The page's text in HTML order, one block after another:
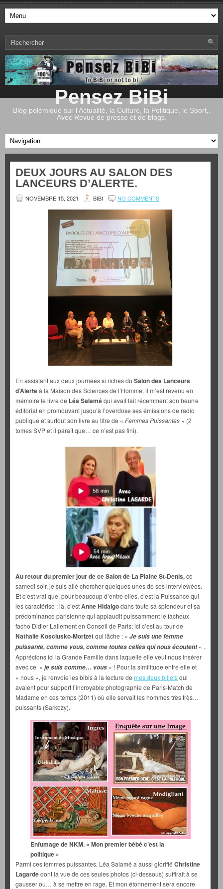
Pensez BiBi
Blog polémique sur l'Actualité, la Culture, la Politique, le Sport,.
Avec Revue de presse et de blogs.
DEUX JOURS AU SALON DES
LANCEURS D’ALERTE.
NOVEMBRE 15, 2021 BIBI NO COMMENTS
En assistant aux deux journées si riches du Salon des Lanceurs
d’Alerteà la Maison des Sciences de l’Homme, il m’est revenu en
mémoire le livre de Léa Salaméqui avait fait récemment son beurre
éditorial en promouvant jusqu’à l’overdose ses émissions de radio
publique et surtout son livre au titre de « Femmes Puissantes » (2
tomes SVP et il paraît que… ce n’est pas fini).
Au retour du premier jour de ce Salon de La Plaine St-Denis,ce
samedi soir, je suis allé chercher quelques unes de ses interviewées.
Et c’est vrai que, pour beaucoup d’entre elles, c’est la Puissance qui
les caractérise : là, c’estAnne Hidalgodans toute sa splendeur et sa
prédominance parisienne qui applaudit puissamment le facheux
facho Didier Lallement en Conseil de Paris; ici c’est au tour de
Nathalie Kosciusko-Morizetqui lâche : « Je suis une femme
puissante, comme vous, comme toutes celles qui nous écoutent« .
Apprécions ici la Grande Famille dans laquelle elle veut nous insérer
avec ce « je suis comme… vous » ! Pour la similitude entre elle et
« nous », je renvoie les bibis à la lecture de mes deux billetsqui
avaient pour support l’incroyable photographie de Paris-Match de
Madame en ces temps (2011) où elle servait les hommes très très…
puissants (Sarkozy).
Enfumage de NKM. « Mon premier bébé c’est la
politique »
Parmi ces femmes puissantes, Léa Salamé a aussi glorifié Christine
Lagardedont la vue de ces seules photos (ci-dessous) suffirait à se
gausser ou… à se mettre en rage. Et mon étonnement sera encore